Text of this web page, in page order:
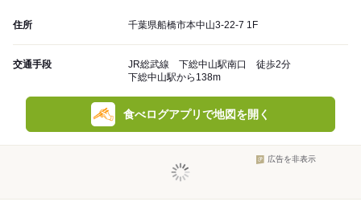
住所 千葉県船橋市本中山3-22-7 1F
交通手段
JR総武線 下総中山駅南口 徒歩2分
下総中山駅から138m
食べログアプリで地図を開く
広告を非表示